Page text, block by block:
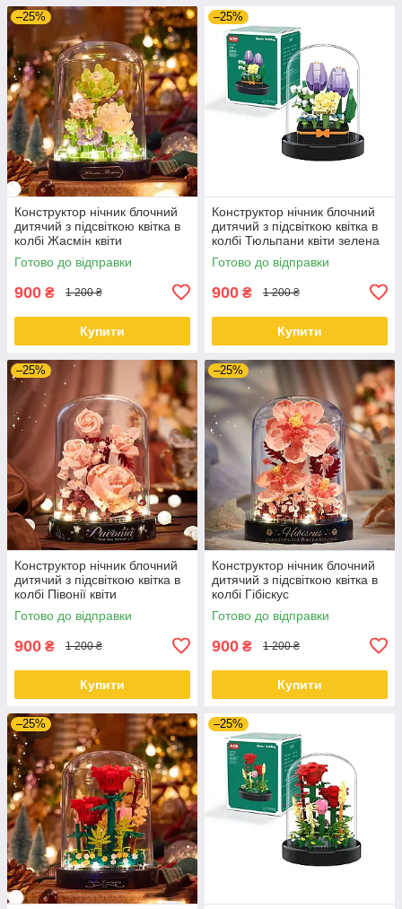
–25%
Конструктор нічник блочний
дитячий з підсвіткою квітка в
колбі Жасмін квіти
Готово до відправки
900 ₴ 1 200 ₴
Купити
–25%
Конструктор нічник блочний
дитячий з підсвіткою квітка в
колбі Тюльпани квіти зелена
коробка
Готово до відправки
900 ₴ 1 200 ₴
Купити
–25%
Конструктор нічник блочний
дитячий з підсвіткою квітка в
колбі Півонії квіти
Готово до відправки
900 ₴ 1 200 ₴
Купити
–25%
Конструктор нічник блочний
дитячий з підсвіткою квітка в
колбі Гібіскус
Готово до відправки
900 ₴ 1 200 ₴
Купити
–25% –25%